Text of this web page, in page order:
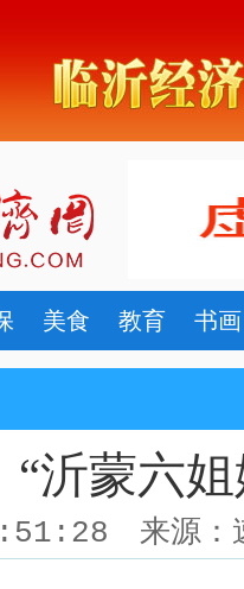
美食 教育 书画
“沂蒙六
来源